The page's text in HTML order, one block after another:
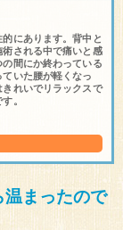
にあります。背中と
される中で痛いと感
間にか終わっている
いた腰が軽くなっ
れいでリラックスで
。
まったので